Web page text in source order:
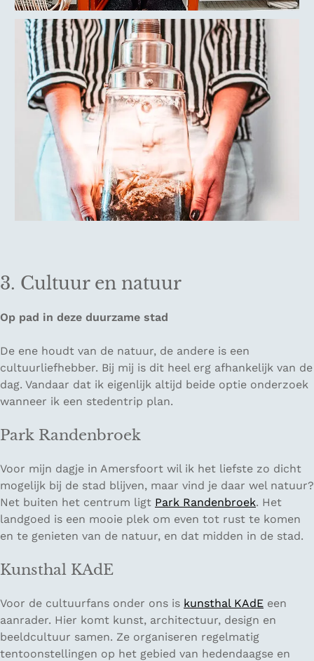
3. Cultuur en natuur
Op pad in deze duurzame stad
De ene houdt van de natuur, de andere is een
cultuurliefhebber. Bij mij is dit heel erg afhankelijk van de
dag. Vandaar dat ik eigenlijk altijd beide optie onderzoek
wanneer ik een stedentrip plan.
Park Randenbroek
Voor mijn dagje in Amersfoort wil ik het liefste zo dicht
mogelijk bij de stad blijven, maar vind je daar wel natuur?
Net buiten het centrum ligt Park Randenbroek. Het
landgoed is een mooie plek om even tot rust te komen
en te genieten van de natuur, en dat midden in de stad.
Kunsthal KAdE
Voor de cultuurfans onder ons is kunsthal KAdE een
aanrader. Hier komt kunst, architectuur, design en
beeldcultuur samen. Ze organiseren regelmatig
tentoonstellingen op het gebied van hedendaagse en